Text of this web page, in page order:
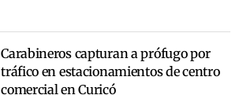
Carabineros capturan a prófugo por
tráfico en estacionamientos de centro
comercial en Curicó